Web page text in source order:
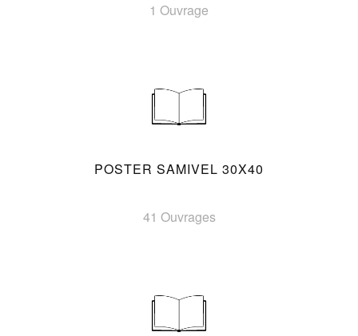
1 Ouvrage
POSTER SAMIVEL 30X40
41 Ouvrages